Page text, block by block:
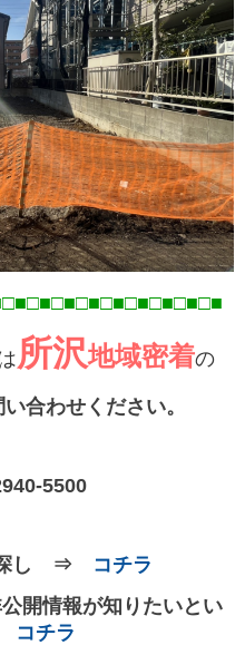
□■□■
所沢地域密着の
合わせください。
5500
探し ⇒
コチラ
開情報が知りたいとい
コチラ